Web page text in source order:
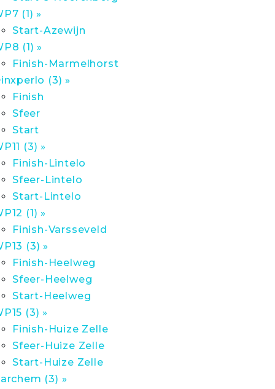
(1) »
Start-Azewijn
(1) »
Finish-Marmelhorst
(3) »
Finish
Sfeer
Start
(3) »
Finish-Lintelo
Sfeer-Lintelo
Start-Lintelo
(1) »
Finish-Varsseveld
(3) »
Finish-Heelweg
Sfeer-Heelweg
Start-Heelweg
(3) »
Finish-Huize Zelle
Sfeer-Huize Zelle
Start-Huize Zelle
(3) »